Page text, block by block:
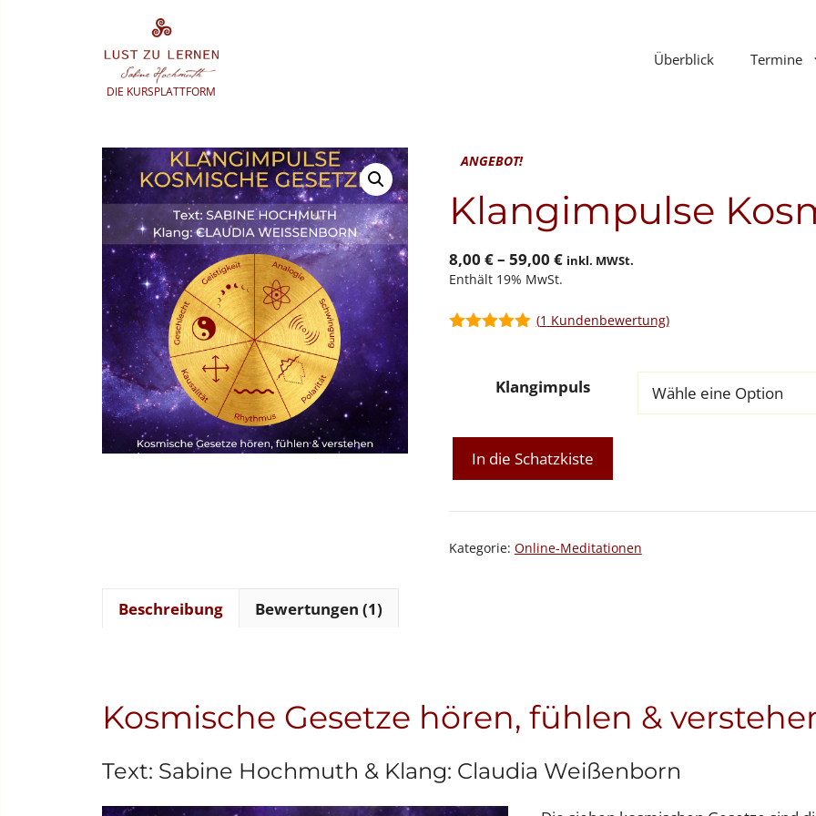
DIE KURSPLATTFORM
Überblick Termine
ANGEBOT!
Klangimpulse
8,00 €– 59,00 €Preisspanne:
8,00 €
59,00 €
inkl. MWSt.
Enthält 19% MwSt.
(1 Kundenbewertung)
Klangimpuls
Klangimpulse
Kosmische
Menge
In die Schatzkiste
Kategorie: Online-Meditationen
Beschreibung Bewertungen (1)
Kosmische Gesetze hören, fühlen &
Text: Sabine Hochmuth & Klang: Claudia Weißenborn